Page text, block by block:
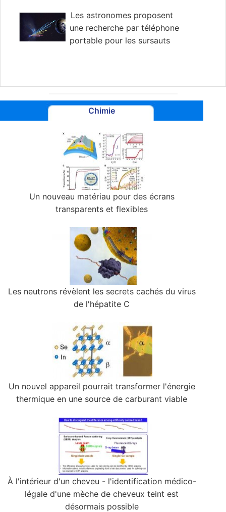
Les astronomes proposent
une recherche par téléphone
portable pour les sursauts
Chimie
Un nouveau matériau pour des écrans
transparents et flexibles
Les neutrons révèlent les secrets cachés du virus
de l'hépatite C
Un nouvel appareil pourrait transformer l'énergie
thermique en une source de carburant viable
À l'intérieur d'un cheveu - l'identification médico-
légale d'une mèche de cheveux teint est
désormais possible